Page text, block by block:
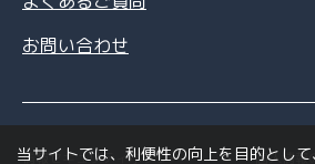
お問い合わせ
情報セキュリティポリシー 個人情報
当サイトでは、利便性の向上を目的とし